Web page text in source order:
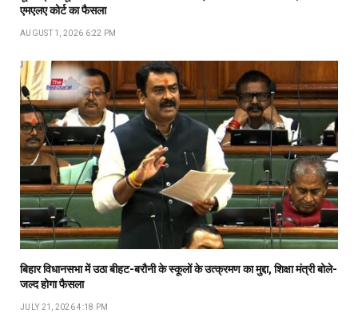
एमएलए कोर्ट का फैसला
AUGUST 1, 2026 6:22 PM
बिहार विधानसभा में उठा बीहट-बरौनी के स्कूलों के उत्क्रमण का मुद्दा, शिक्षा मंत्री बोले-
जल्द होगा फैसला
JULY 21, 2026 4:18 PM